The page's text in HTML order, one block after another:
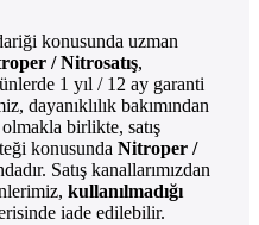
konusunda uzman
/ Nitrosatış,
1 yıl / 12 ay garanti
dayanıklılık bakımından
birlikte, satış
konusunda Nitroper /
Satış kanallarımızdan
kullanılmadığı
iade edilebilir.